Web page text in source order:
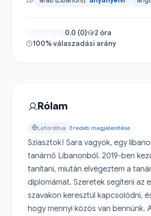
0.0 (0)
2 óra
100% válaszadási arány
Rólam
Lefordítva Eredeti megjelenítése
Sziasztok! Sara vagyok, egy
tanárnő Libanonból. 2019-ben
tanítani, miután elvégeztem a
diplomámat. Szeretek segíteni az
szavakon keresztül kapcsolódni,
hogy mennyi közös van bennünk.